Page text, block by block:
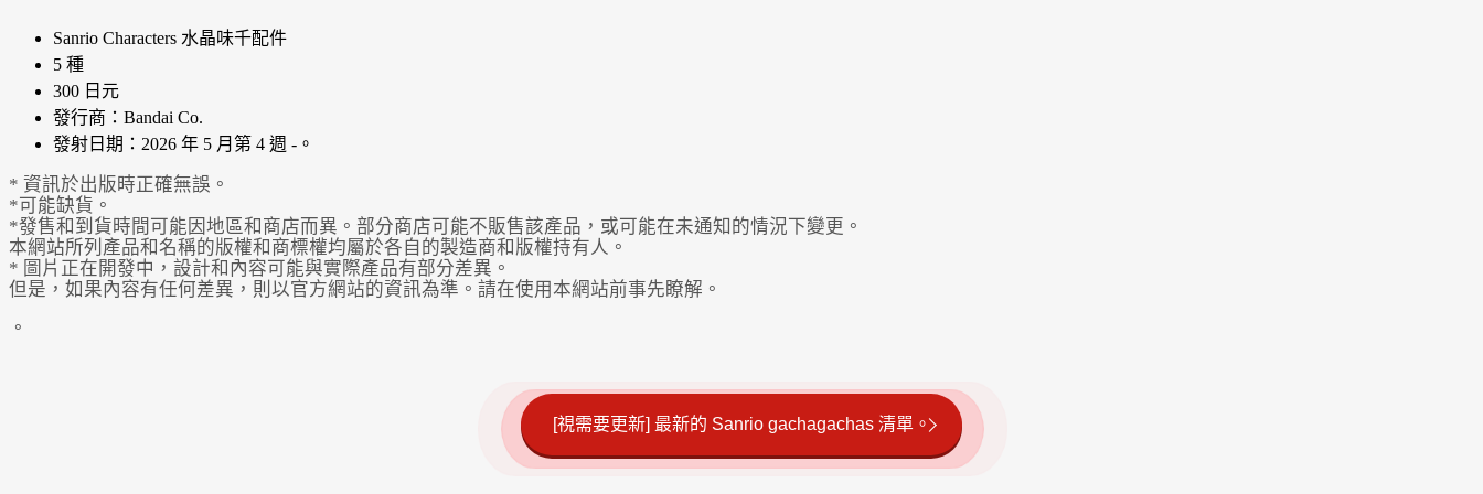
Sanrio Characters 水晶味千配件
5 種
300 日元
發行商：Bandai Co.
發射日期：2026 年 5 月第 4 週 -。
* 資訊於出版時正確無誤。
*可能缺貨。
*發售和到貨時間可能因地區和商店而異。部分商店可能不販售該產品，或可能在未通知的情況下變更。
本網站所列產品和名稱的版權和商標權均屬於各自的製造商和版權持有人。
* 圖片正在開發中，設計和內容可能與實際產品有部分差異。
但是，如果內容有任何差異，則以官方網站的資訊為準。請在使用本網站前事先瞭解。
。
[視需要更新] 最新的 Sanrio gachagachas 清單。